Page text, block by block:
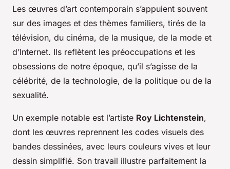
Les œuvres d’art contemporain s’appuient souvent
sur des images et des thèmes familiers, tirés de la
télévision, du cinéma, de la musique, de la mode et
d’Internet. Ils reflètent les préoccupations et les
obsessions de notre époque, qu’il s’agisse de la
célébrité, de la technologie, de la politique ou de la
sexualité.
Un exemple notable est l’artiste Roy Lichtenstein,
dont les œuvres reprennent les codes visuels des
bandes dessinées, avec leurs couleurs vives et leur
dessin simplifié. Son travail illustre parfaitement la